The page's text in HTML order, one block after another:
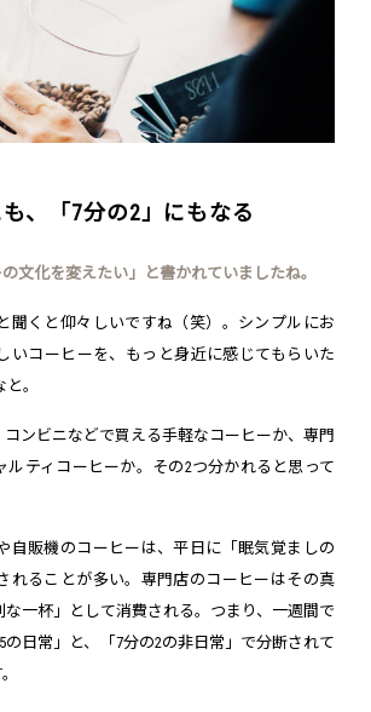
も、「7分の2」にもなる
の文化を変えたい」と書かれていましたね。
聞くと仰々しいですね（笑）。シンプルにお
いコーヒーを、もっと身近に感じてもらいた
。
コンビニなどで買える手軽なコーヒーか、専門
ルティコーヒーか。その2つ分かれると思って
自販機のコーヒーは、平日に「眠気覚ましの
れることが多い。専門店のコーヒーはその真
な一杯」として消費される。つまり、一週間で
の日常」と、「7分の2の非日常」で分断されて